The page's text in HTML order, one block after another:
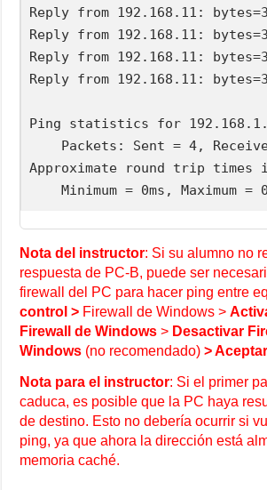
Reply from 192.168.11:
Reply from 192.168.11:
Reply from 192.168.11:
Reply from 192.168.11:
Ping statistics for
Packets: Sent = 4,
Approximate round trip times
Nota del instructor: Si su alumno no
respuesta de PC-B, puede ser
firewall del PC para hacer ping entre
control > Firewall de Windows >
Firewall de Windows> Desactivar
Windows (no recomendado)> Aceptar
Nota para el instructor: Si el primer
caduca, es posible que la PC haya
de destino. Esto no debería ocurrir si
ping, ya que ahora la dirección está
memoria caché.